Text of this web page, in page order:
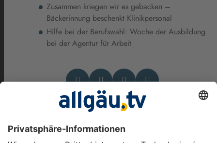
Zusammen kriegen wir es gebacken –
Bäckerinnung beschenkt Klinikpersonal
Hilfe bei der Berufswahl: Woche der Ausbildung
bei der Agentur für Arbeit
Das könnte Dich auch